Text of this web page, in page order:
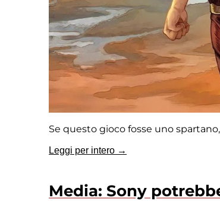
Se questo gioco fosse uno
Leggi per intero →
Media: Sony